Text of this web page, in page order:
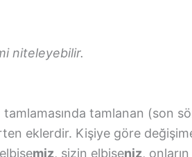
niteleyebilir.
tamlamasında tamlanan (son
eklerdir. Kişiye göre
miz, sizin elbiseniz,